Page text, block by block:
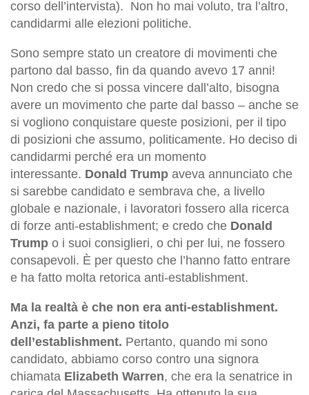
corso dell’intervista). Non ho mai voluto, tra l’altro,
candidarmi alle elezioni politiche.
Sono sempre stato un creatore di movimenti che
partono dal basso, fin da quando avevo 17 anni!
Non credo che si possa vincere dall’alto, bisogna
avere un movimento che parte dal basso – anche se
si vogliono conquistare queste posizioni, per il tipo
di posizioni che assumo, politicamente. Ho deciso di
candidarmi perché era un momento
interessante. Donald Trump aveva annunciato che
si sarebbe candidato e sembrava che, a livello
globale e nazionale, i lavoratori fossero alla ricerca
di forze anti-establishment; e credo che Donald
Trump o i suoi consiglieri, o chi per lui, ne fossero
consapevoli. È per questo che l’hanno fatto entrare
e ha fatto molta retorica anti-establishment.
Ma la realtà è che non era anti-establishment.
Anzi, fa parte a pieno titolo
dell’establishment. Pertanto, quando mi sono
candidato, abbiamo corso contro una signora
chiamata Elizabeth Warren, che era la senatrice in